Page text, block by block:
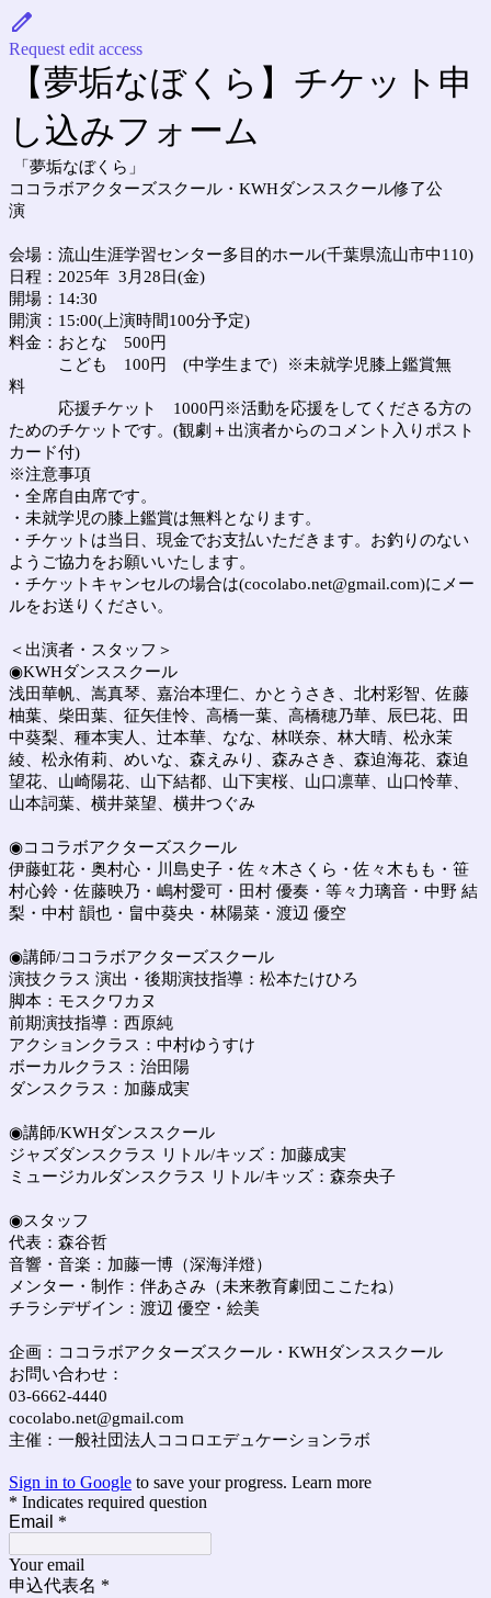
Request edit access
【夢垢なぼくら】チケット申
し込みフォーム
「夢垢なぼくら」
ココラボアクターズスクール・KWHダンススクール修了公
演
会場：流山生涯学習センター多目的ホール(千葉県流山市中110)
日程：2025年 3月28日(金)
開場：14:30
開演：15:00(上演時間100分予定)
料金：おとな 500円
こども 100円 (中学生まで）
※未就学児膝上鑑賞無
料
応援チケット 1000円※活動を応援をしてくださる方の
ためのチケットです。(観劇＋出演者からのコメント入りポスト
カード付)
※注意事項
・全席自由席です。
・未就学児の膝上鑑賞は無料となります。
・チケットは当日、現金でお支払いただきます。お釣りのない
ようご協力をお願いいたします。
・チケットキャンセルの場合は(cocolabo.net@gmail.com)にメー
ルをお送りください。
＜出演者・スタッフ＞
◉KWHダンススクール
浅田華帆、嵩真琴、嘉治本理仁、かとうさき、北村彩智、佐藤
柚葉、柴田葉、征矢佳怜、高橋一葉、高橋穂乃華、辰巳花、田
中葵梨、種本実人、辻本華、なな、林咲奈、林大晴、松永茉
綾、松永侑莉、めいな、森えみり、森みさき、森迫海花、森迫
望花、山崎陽花、山下結都、山下実桜、山口凛華、山口怜華、
山本詞葉、横井菜望、横井つぐみ
◉ココラボアクターズスクール
伊藤虹花・奥村心・川島史子・佐々木さくら・佐々木もも・笹
村心鈴・佐藤映乃・嶋村愛可・田村 優奏・等々力璃音・中野 結
梨・中村 韻也・畠中葵央・林陽菜・渡辺 優空
◉講師/ココラボアクターズスクール
演技クラス 演出・後期演技指導：松本たけひろ
脚本：モスクワカヌ
前期演技指導：西原純
アクションクラス：中村ゆうすけ
ボーカルクラス：治田陽
ダンスクラス：加藤成実
◉講師/KWHダンススクール
ジャズダンスクラス リトル/キッズ：加藤成実
ミュージカルダンスクラス リトル/キッズ：森奈央子
◉スタッフ
代表：森谷哲
音響・音楽：加藤一博（深海洋燈）
メンター・制作：伴あさみ（未来教育劇団ここたね）
チラシデザイン：渡辺 優空・絵美
企画：ココラボアクターズスクール・KWHダンススクール
お問い合わせ：
03-6662-4440
cocolabo.net@gmail.com
主催：一般社団法人ココロエデュケーションラボ
Sign in to Google to save your progress. Learn more
* Indicates required question
Email *
Your email
申込代表名 *